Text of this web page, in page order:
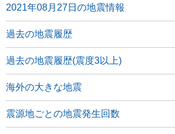
2021年08月27日の地震情報
過去の地震履歴
過去の地震履歴(震度3以上)
海外の大きな地震
震源地ごとの地震発生回数